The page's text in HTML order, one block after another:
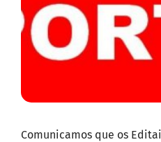
Comunicamos que os